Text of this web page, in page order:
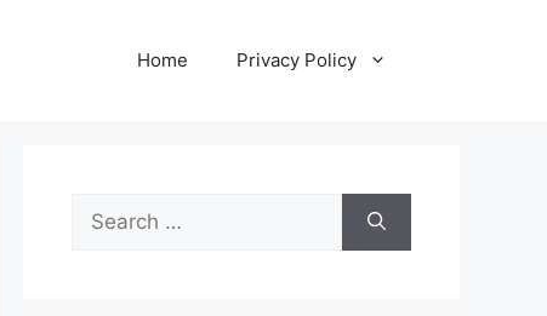
Home Privacy Policy
Search
for: